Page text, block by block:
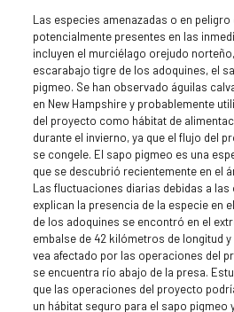
Las especies amenazadas o en peligro
potencialmente presentes en las
incluyen el murciélago orejudo
escarabajo tigre de los adoquines, el
pigmeo. Se han observado águilas
en New Hampshire y probablemente
del proyecto como hábitat de
durante el invierno, ya que el flujo del
se congele. El sapo pigmeo es una
que se descubrió recientemente en el
Las fluctuaciones diarias debidas a
explican la presencia de la especie en
de los adoquines se encontró en el
embalse de 42 kilómetros de longitud
vea afectado por las operaciones del
se encuentra río abajo de la presa.
que las operaciones del proyecto
un hábitat seguro para el sapo pigmeo